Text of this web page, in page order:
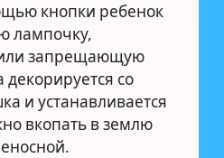
кнопки ребенок
лампочку,
запрещающую
со
и устанавливается
вкопать в землю